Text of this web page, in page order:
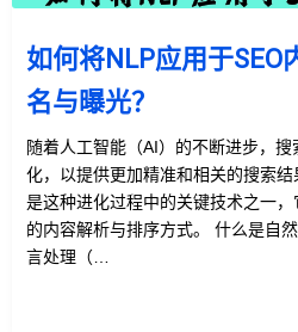
如何将NLP应用于SEO
名与曝光？
随着人工智能（AI）的不断进步，
化，以提供更加精准和相关的搜索结
是这种进化过程中的关键技术之一
的内容解析与排序方式。 什么是自
言处理（…